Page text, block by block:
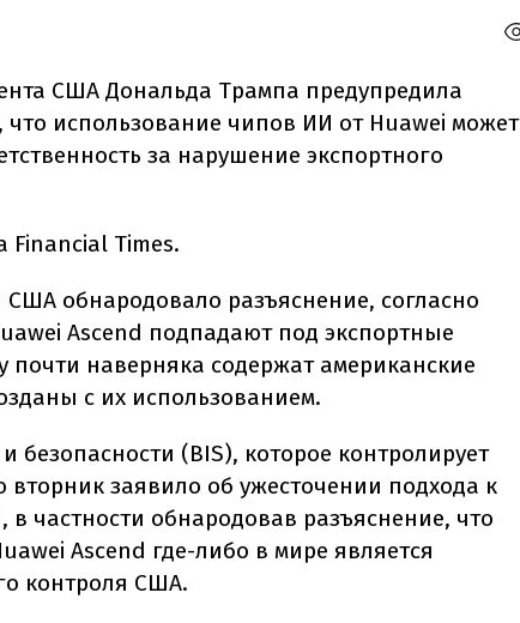
США Дональда Трампа предупредила
использование чипов ИИ от Huawei может
за нарушение экспортного
Financial Times.
США обнародовало разъяснение, согласно
Ascend подпадают под экспортные
почти наверняка содержат американские
с их использованием.
(BIS), которое контролирует
заявило об ужесточении подхода к
частности обнародовав разъяснение, что
Ascend где-либо в мире является
контроля США.